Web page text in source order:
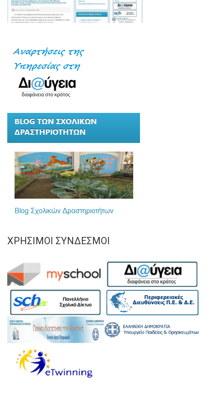
ΧΡΉΣΙΜΟΙ ΣΎΝΔΕΣΜΟΙ